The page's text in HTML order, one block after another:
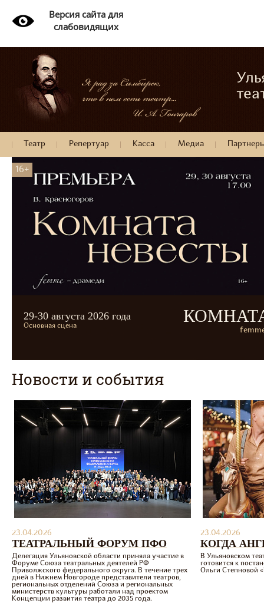
Версия сайта для
слабовидящих
Театр Репертуар Касса Медиа
16+
29-30 августа 2026 года
Основная сцена
Новости и события
23.04.2026
ТЕАТРАЛЬНЫЙ ФОРУМ ПФО
Делегация Ульяновской области приняла участие в
Форуме Союза театральных деятелей РФ
Приволжского федерального округа. В течение трех
дней в Нижнем Новгороде представители театров,
региональных отделений Союза и региональных
министерств культуры работали над проектом
Концепции развития театра до 2035 года.
23.04.2026
КОГДА
В Ульяновском
готовится к
Ольги Степновой